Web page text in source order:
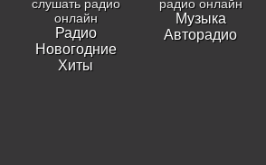
Радио
Новогодние
Хиты
Музыка
Авторадио